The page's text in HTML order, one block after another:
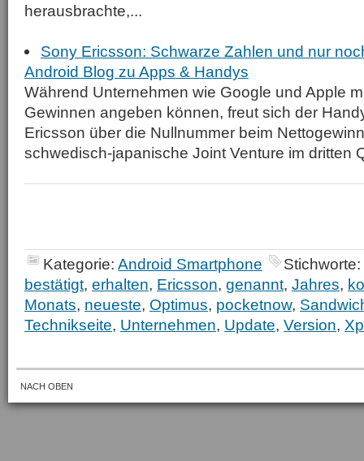
herausbrachte,...
Sony Ericsson: Schwarze Zahlen und nur
Android Blog zu Apps & Handys
Während Unternehmen wie Google und Apple
Gewinnen angeben können, freut sich der
Ericsson über die Nullnummer beim
schwedisch-japanische Joint Venture im dritten
Kategorie: Android Smartphone
Stichworte:
bestätigt, erhalten, Ericsson, genannt, Jahres,
Monats, neueste, Optimus, pocketnow,
Technikseite, Unternehmen, Update, Version,
NACH OBEN